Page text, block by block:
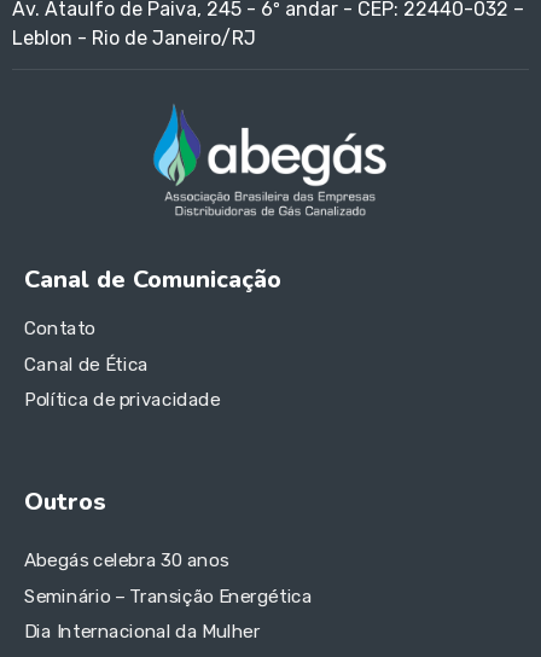
Av. Ataulfo de Paiva, 245 - 6º andar - CEP: 22440-032 –
Leblon - Rio de Janeiro/RJ
Canal de Comunicação
Contato
Canal de Ética
Política de privacidade
Outros
Abegás celebra 30 anos
Seminário – Transição Energética
Dia Internacional da Mulher